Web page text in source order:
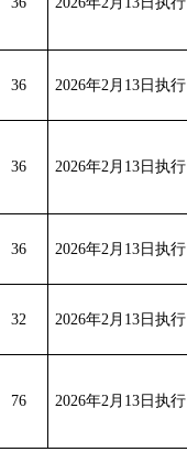
36 2026年2月 13 日执行
36 2026年2月 13 日执行
36 2026年2月 13 日执行
32 2026年2月 13 日执行
76 2026年2月 13 日执行